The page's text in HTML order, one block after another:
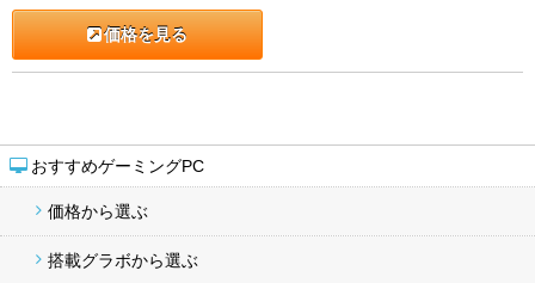
おすすめゲーミングPC
価格から選ぶ
搭載グラボから選ぶ
価格を見る